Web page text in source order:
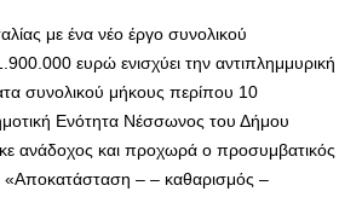
με ένα νέο έργο συνολικού
ευρώ ενισχύει την αντιπλημμυρική
συνολικού μήκους περίπου 10
Ενότητα Νέσσωνος του Δήμου
ανάδοχος και προχωρά ο προσυμβατικός
«Αποκατάσταση – – καθαρισμός –